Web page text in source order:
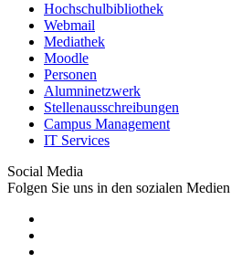
Hochschulbibliothek
Webmail
Mediathek
Moodle
Personen
Alumninetzwerk
Stellenausschreibungen
Campus Management
IT Services
Social Media
Folgen Sie uns in den sozialen Medien